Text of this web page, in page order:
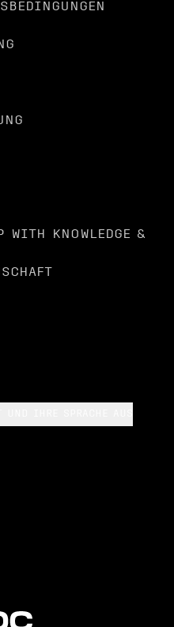
WITH KNOWLEDGE &